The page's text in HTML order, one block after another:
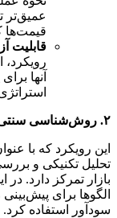
عمیق‌تر
قیمت‌ها
قابلیت
رویکرد،
آنها
۲. روش‌شناسی سنتی:
این رویکرد که با
تحلیل تکنیکی و
بازار تمرکز دارد.
الگوها برای
سودآور استفاده کرد.